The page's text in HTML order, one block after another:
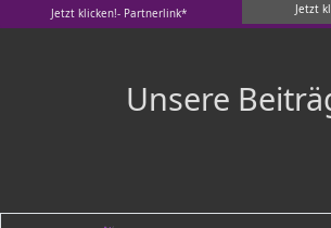
Jetzt klicken!- Partnerlink* Jetzt
Unsere